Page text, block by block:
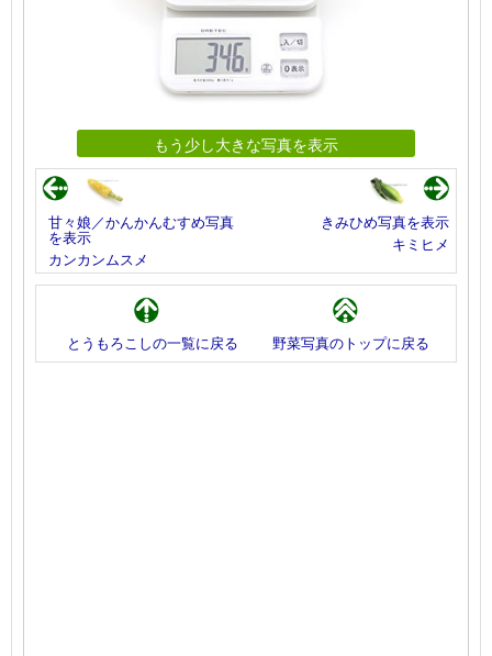
もう少し大きな写真を表示
甘々娘／かんかんむすめ写真
を表示
カンカンムスメ
きみひめ写真を表示
キミヒメ
とうもろこしの一覧に戻る 野菜写真のトップに戻る